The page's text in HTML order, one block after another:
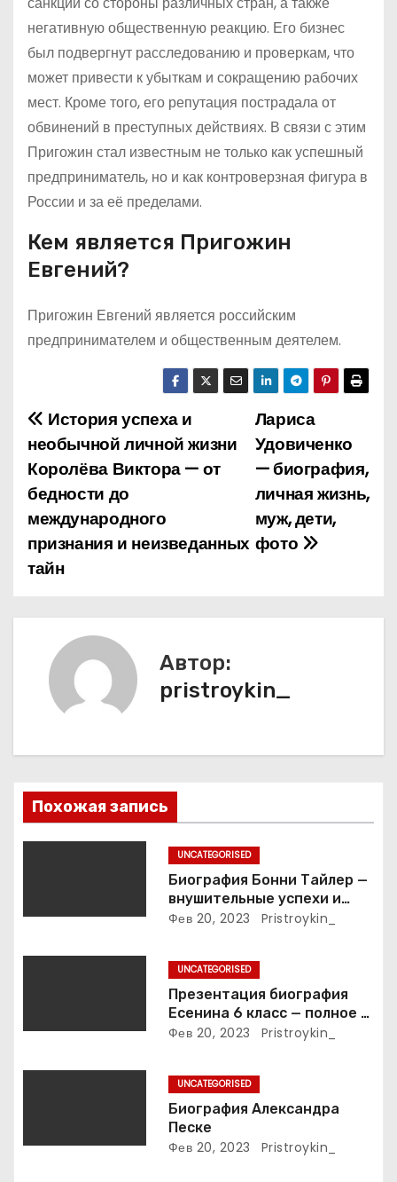
негативную общественную реакцию. Его бизнес
был подвергнут расследованию и проверкам, что
может привести к убыткам и сокращению рабочих
мест. Кроме того, его репутация пострадала от
обвинений в преступных действиях. В связи с этим
Пригожин стал известным не только как успешный
предприниматель, но и как контроверзная фигура в
России и за её пределами.
Кем является Пригожин
Евгений?
Пригожин Евгений является российским
предпринимателем и общественным деятелем.
Н
а
в
и
г
а
п
о
з
п
и
я
Лариса
Удовиченко
— биография,
личная жизнь,
муж, дети,
фото
История успеха и
необычной личной жизни
Королёва Виктора — от
бедности до
международного
признания и неизведанных
тайн
Автор:
pristroykin_
Похожая запись
UNCATEGORISED
Биография Бонни Тайлер —
внушительные успехи и
интимные подробности
Фев 20, 2023 Pristroykin_
UNCATEGORISED
Презентация биография
Есенина 6 класс — полное и
подробное описание жизни
Фев 20, 2023 Pristroykin_
UNCATEGORISED
Биография Александра
Песке
Фев 20, 2023 Pristroykin_